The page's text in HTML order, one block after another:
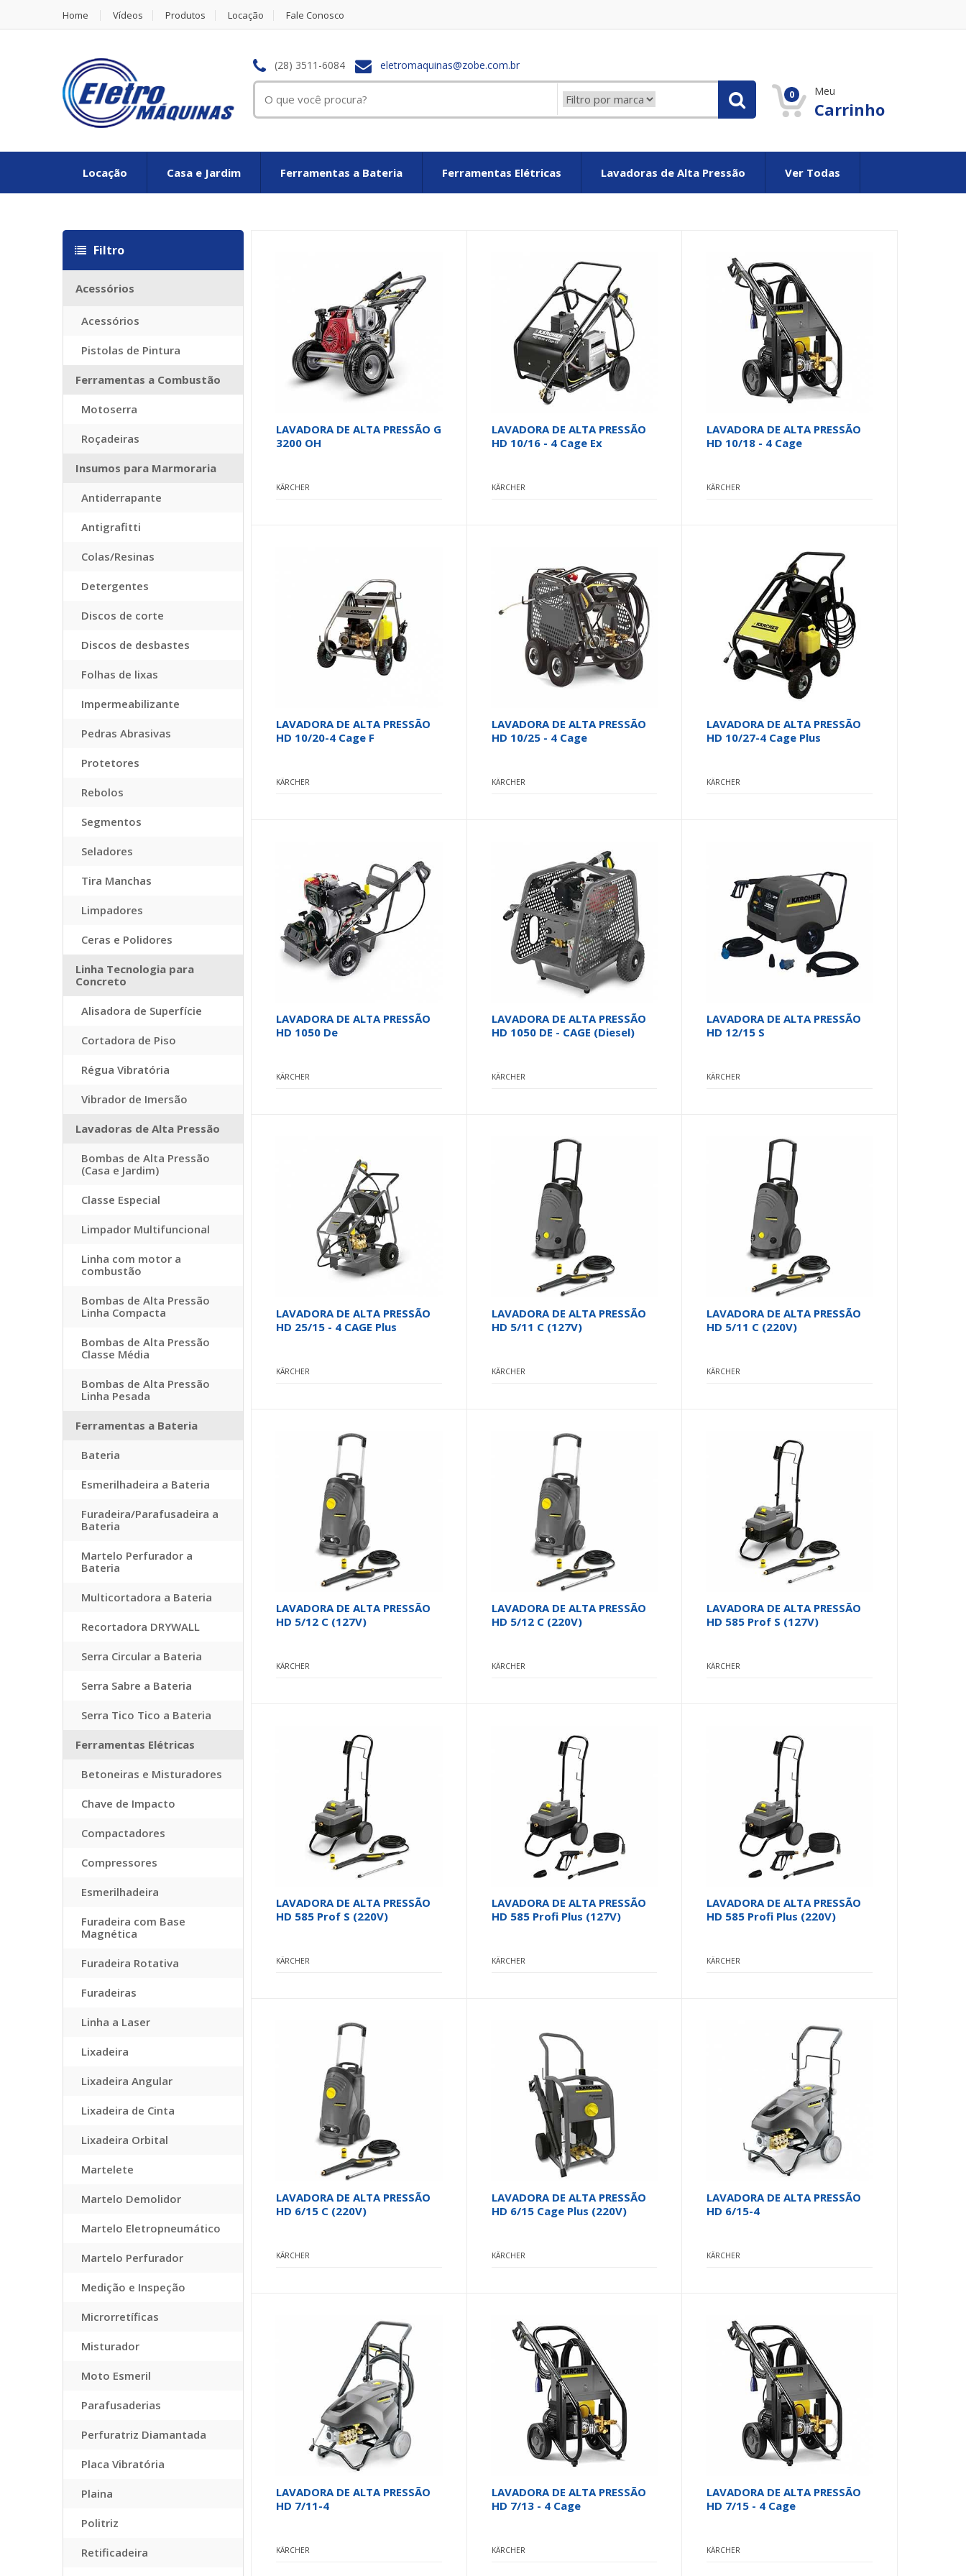
Home Vídeos Produtos Locação Fale Conosco
(28) 3511-6084 eletromaquinas@zobe.com.br
0 Meu
Carrinho
Locação Casa e Jardim Ferramentas a Bateria Ferramentas Elétricas Lavadoras de Alta Pressão Ver Todas
Filtro
Acessórios
Acessórios
Pistolas de Pintura
Ferramentas a Combustão
Motoserra
Roçadeiras
Insumos para Marmoraria
Antiderrapante
Antigrafitti
Colas/Resinas
Detergentes
Discos de corte
Discos de desbastes
Folhas de lixas
Impermeabilizante
Pedras Abrasivas
Protetores
Rebolos
Segmentos
Seladores
Tira Manchas
Limpadores
Ceras e Polidores
Linha Tecnologia para
Concreto
Alisadora de Superfície
Cortadora de Piso
Régua Vibratória
Vibrador de Imersão
Lavadoras de Alta Pressão
Bombas de Alta Pressão
(Casa e Jardim)
Classe Especial
Limpador Multifuncional
Linha com motor a
combustão
Bombas de Alta Pressão
Linha Compacta
Bombas de Alta Pressão
Classe Média
Bombas de Alta Pressão
Linha Pesada
Ferramentas a Bateria
Bateria
Esmerilhadeira a Bateria
Furadeira/Parafusadeira a
Bateria
Martelo Perfurador a
Bateria
Multicortadora a Bateria
Recortadora DRYWALL
Serra Circular a Bateria
Serra Sabre a Bateria
Serra Tico Tico a Bateria
Ferramentas Elétricas
Betoneiras e Misturadores
Chave de Impacto
Compactadores
Compressores
Esmerilhadeira
Furadeira com Base
Magnética
Furadeira Rotativa
Furadeiras
Linha a Laser
Lixadeira
Lixadeira Angular
Lixadeira de Cinta
Lixadeira Orbital
Martelete
Martelo Demolidor
Martelo Eletropneumático
Martelo Perfurador
Medição e Inspeção
Microrretíficas
Misturador
Moto Esmeril
Parafusaderias
Perfuratriz Diamantada
Placa Vibratória
Plaina
Politriz
Retificadeira
LAVADORA DE ALTA PRESSÃO G
3200 OH
KÄRCHER
LAVADORA DE ALTA PRESSÃO
HD 10/16 - 4 Cage Ex
KÄRCHER
LAVADORA DE ALTA PRESSÃO
HD 10/18 - 4 Cage
KÄRCHER
LAVADORA DE ALTA PRESSÃO
HD 10/20-4 Cage F
KÄRCHER
LAVADORA DE ALTA PRESSÃO
HD 10/25 - 4 Cage
KÄRCHER
LAVADORA DE ALTA PRESSÃO
HD 10/27-4 Cage Plus
KÄRCHER
LAVADORA DE ALTA PRESSÃO
HD 1050 De
KÄRCHER
LAVADORA DE ALTA PRESSÃO
HD 1050 DE - CAGE (Diesel)
KÄRCHER
LAVADORA DE ALTA PRESSÃO
HD 12/15 S
KÄRCHER
LAVADORA DE ALTA PRESSÃO
HD 25/15 - 4 CAGE Plus
KÄRCHER
LAVADORA DE ALTA PRESSÃO
HD 5/11 C (127V)
KÄRCHER
LAVADORA DE ALTA PRESSÃO
HD 5/11 C (220V)
KÄRCHER
LAVADORA DE ALTA PRESSÃO
HD 5/12 C (127V)
KÄRCHER
LAVADORA DE ALTA PRESSÃO
HD 5/12 C (220V)
KÄRCHER
LAVADORA DE ALTA PRESSÃO
HD 585 Prof S (127V)
KÄRCHER
LAVADORA DE ALTA PRESSÃO
HD 585 Prof S (220V)
KÄRCHER
LAVADORA DE ALTA PRESSÃO
HD 585 Profi Plus (127V)
KÄRCHER
LAVADORA DE ALTA PRESSÃO
HD 585 Profi Plus (220V)
KÄRCHER
LAVADORA DE ALTA PRESSÃO
HD 6/15 C (220V)
KÄRCHER
LAVADORA DE ALTA PRESSÃO
HD 6/15 Cage Plus (220V)
KÄRCHER
LAVADORA DE ALTA PRESSÃO
HD 6/15-4
KÄRCHER
LAVADORA DE ALTA PRESSÃO
HD 7/11-4
KÄRCHER
LAVADORA DE ALTA PRESSÃO
HD 7/13 - 4 Cage
KÄRCHER
LAVADORA DE ALTA PRESSÃO
HD 7/15 - 4 Cage
KÄRCHER